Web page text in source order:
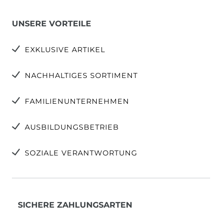
UNSERE VORTEILE
EXKLUSIVE ARTIKEL
NACHHALTIGES SORTIMENT
FAMILIENUNTERNEHMEN
AUSBILDUNGSBETRIEB
SOZIALE VERANTWORTUNG
SICHERE ZAHLUNGSARTEN